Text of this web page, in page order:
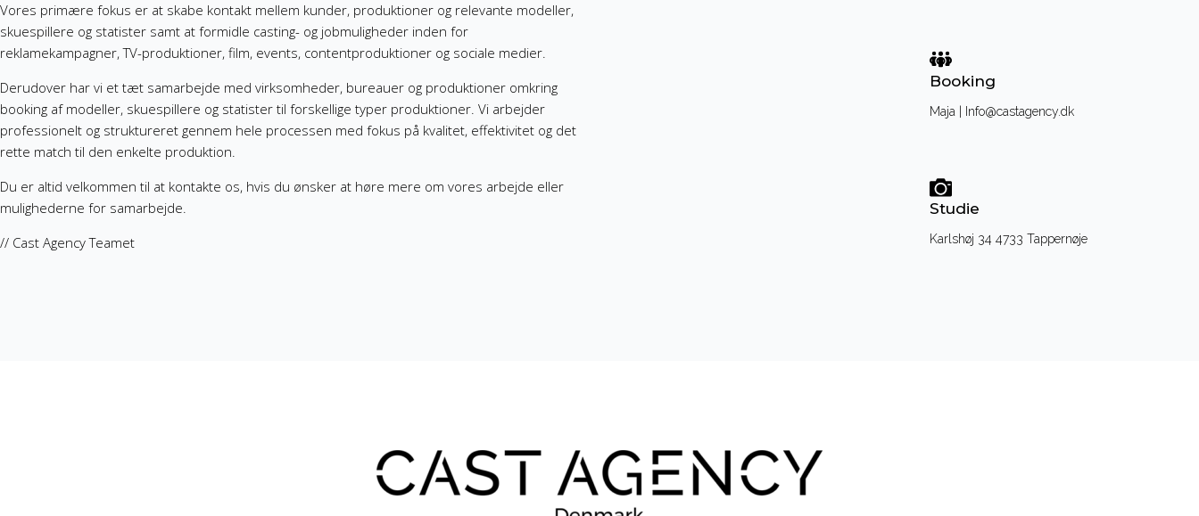
Vores primære fokus er at skabe kontakt mellem kunder, produktioner og relevante modeller,
skuespillere og statister samt at formidle casting- og jobmuligheder inden for
reklamekampagner, TV-produktioner, film, events, contentproduktioner og sociale medier.
Derudover har vi et tæt samarbejde med virksomheder, bureauer og produktioner omkring
booking af modeller, skuespillere og statister til forskellige typer produktioner. Vi arbejder
professionelt og struktureret gennem hele processen med fokus på kvalitet, effektivitet og det
rette match til den enkelte produktion.
Du er altid velkommen til at kontakte os, hvis du ønsker at høre mere om vores arbejde eller
mulighederne for samarbejde.
// Cast Agency Teamet
Booking
Maja | Info@castagency.dk
Studie
Karlshøj 34 4733 Tappernøje